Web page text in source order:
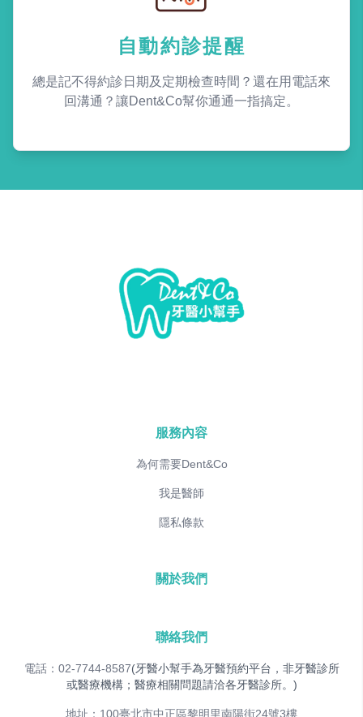
自動約診提醒
總是記不得約診日期及定期檢查時間？還在用電話來
回溝通？讓Dent&Co幫你通通一指搞定。
服務內容
為何需要Dent&Co
我是醫師
隱私條款
關於我們
聯絡我們
電話：02-7744-8587(牙醫小幫手為牙醫預約平台，非牙醫診所
或醫療機構；醫療相關問題請洽各牙醫診所。)
地址：100臺北市中正區黎明里南陽街24號3樓